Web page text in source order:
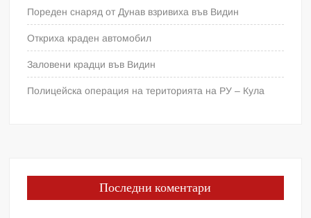
Пореден снаряд от Дунав взривиха във Видин
Откриха краден автомобил
Заловени крадци във Видин
Полицейска операция на територията на РУ – Кула
Последни коментари